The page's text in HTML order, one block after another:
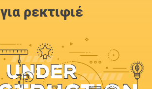
για ρεκτιφιέ